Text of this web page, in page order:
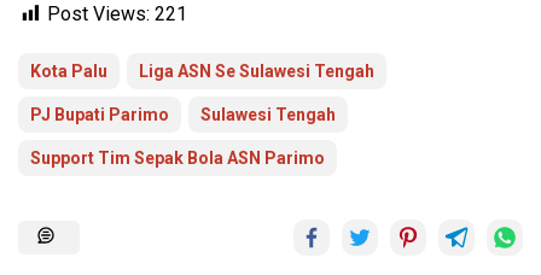
Post Views: 221
Kota Palu Liga ASN Se Sulawesi Tengah
PJ Bupati Parimo Sulawesi Tengah
Support Tim Sepak Bola ASN Parimo